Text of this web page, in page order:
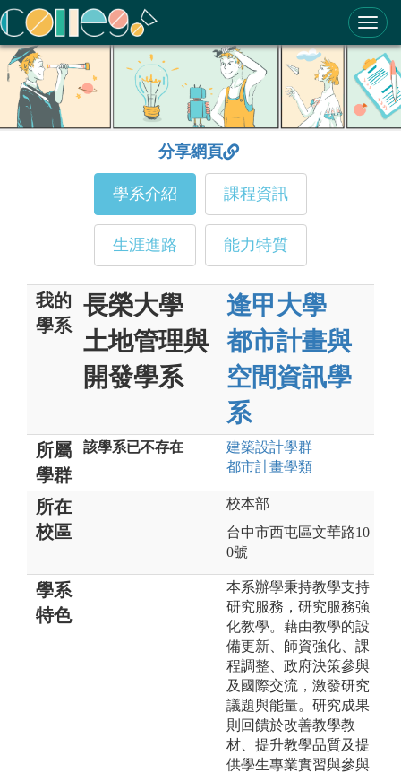
ColleGo! 大學選才與高中育才輔助系統
分享網頁
學系介紹 課程資訊
生涯進路 能力特質
我的
學系
長榮大學
土地管理與
開發學系
逢甲大學
都市計畫與
空間資訊學
系
所屬
學群
該學系已不存在 建築設計學群
都市計畫學類
所在
校區
校本部
台中市西屯區文華路10
0號
學系
特色
本系辦學秉持教學支持
研究服務，研究服務強
化教學。藉由教學的設
備更新、師資強化、課
程調整、政府決策參與
及國際交流，激發研究
議題與能量。研究成果
則回饋於改善教學教
材、提升教學品質及提
供學生專業實習與參與